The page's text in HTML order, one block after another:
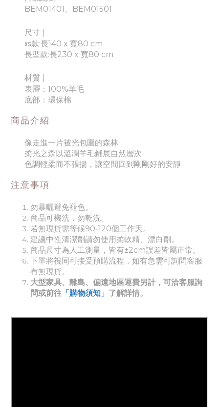
BEM01401、BEM01501
尺寸 |
xs款:長140 x 寬80 cm
長型款:長230 x 寬80 cm
材質
表層：100%羊毛
底部：環保棉
商品介紹
像走進一片被光包圍的森林
柔光之森以溫潤羊毛鋪展自然層次
色調輕柔而不張揚，讓空間回到剛剛好的安靜
注意事項
勿暴曬避免褪色。
商品可機洗，勿乾洗。
若無現貨需等候90-120個工作天。
建議中性清潔劑請勿使用柔軟精、漂白劑。
商品尺寸為人工測量，皆有±2cm誤差皆屬正常。
下單將視同可接受預購流程，如有急需可詢問客服
有無現貨。
大型家具、離島、偏遠地區運費另計，可洽客服詢
問或前往 「購物須知」 了解詳情。